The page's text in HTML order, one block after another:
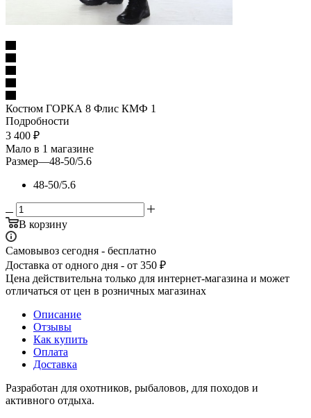
Костюм ГОРКА 8 Флис КМФ 1
Подробности
3 400 ₽
Мало в 1 магазине
Размер—48-50/5.6
48-50/5.6
В корзину
Самовывоз сегодня - бесплатно
Доставка от одного дня - от 350 ₽
Цена действительна только для интернет-магазина и может
отличаться от цен в розничных магазинах
Описание
Отзывы
Как купить
Оплата
Доставка
Разработан для охотников, рыбаловов, для походов и
активного отдыха.